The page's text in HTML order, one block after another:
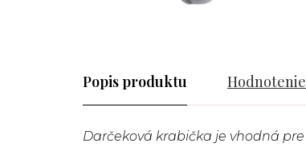
Popis Hodnotenie
Darčeková krabička je vhodná pre